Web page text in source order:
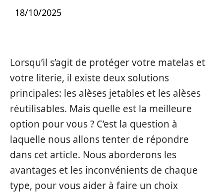
18/10/2025
Lorsqu’il s’agit de protéger votre matelas et
votre literie, il existe deux solutions
principales: les alèses jetables et les alèses
réutilisables. Mais quelle est la meilleure
option pour vous ? C’est la question à
laquelle nous allons tenter de répondre
dans cet article. Nous aborderons les
avantages et les inconvénients de chaque
type, pour vous aider à faire un choix